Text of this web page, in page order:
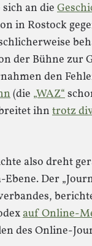
an die
in Rostock
der Bühne zur
den
(die „WAZ“
ihn trotz
also dreht
Der
auf Online-
des Online-